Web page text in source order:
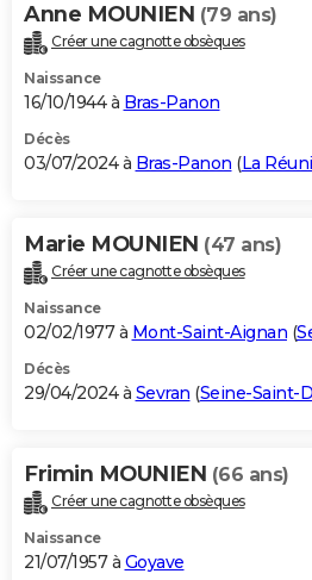
Anne MOUNIEN (79 ans)
Créer une cagnotte obsèques
Naissance
16/10/1944 à Bras-Panon
Décès
03/07/2024 à Bras-Panon (La
Marie MOUNIEN (47 ans)
Créer une cagnotte obsèques
Naissance
02/02/1977 à Mont-Saint-Aignan (
Décès
29/04/2024 à Sevran (Seine-Saint-
Frimin MOUNIEN (66 ans)
Créer une cagnotte obsèques
Naissance
21/07/1957 à Goyave